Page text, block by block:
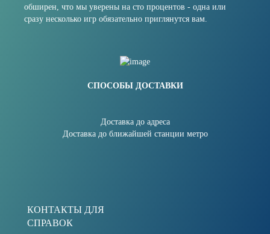
обширен, что мы уверены на сто процентов - одна или
сразу несколько игр обязательно приглянутся вам.
СПОСОБЫ ДОСТАВКИ
Доставка до адреса
Доставка до ближайшей станции метро
КОНТАКТЫ ДЛЯ
СПРАВОК